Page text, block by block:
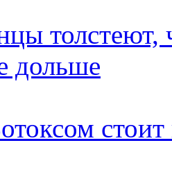
толстеют,
дольше